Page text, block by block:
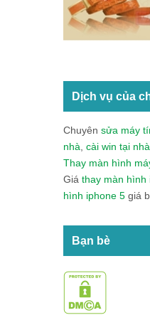
Dịch vụ của
Chuyên sửa máy
nhà cài win tại nhà
Thay màn hình
Giá thay màn hình
hình iphone 5 giá
Bạn bè